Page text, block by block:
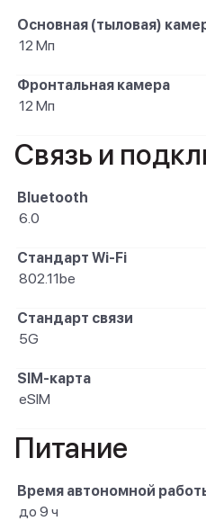
Основная (тыловая)
12 Мп
Фронтальная камера
12 Мп
Связь и
Bluetooth
6.0
Стандарт Wi-Fi
802.11be
Стандарт связи
5G
SIM-карта
eSIM
Питание
Время автономной
до 9 ч